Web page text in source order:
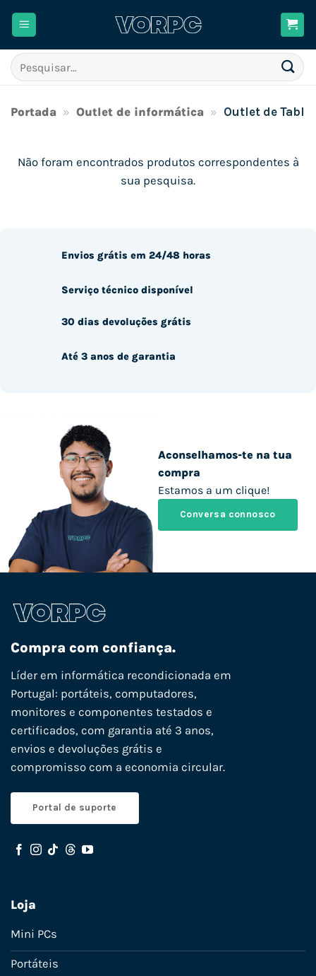
Pesquisar
por:
Portada » Outlet de informática » Outlet de
Não foram encontrados produtos correspondentes à
sua pesquisa.
Aconselhamos-te na tua
compra
Estamos a um clique!
Conversa connosco
Envios grátis em 24/48 horas
Serviço técnico disponível
30 dias devoluções grátis
Até 3 anos de garantia
Compra com confiança.
Líder em informática recondicionada em
Portugal: portáteis, computadores,
monitores e componentes testados e
certificados, com garantia até 3 anos,
envios e devoluções grátis e
compromisso com a economia circular.
Portal de suporte
Loja
Mini PCs
Portáteis